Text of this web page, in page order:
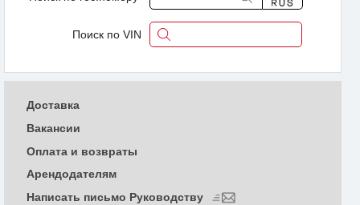
Поиск по VIN
Доставка
Вакансии
Оплата и возвраты
Арендодателям
Написать письмо Руководству